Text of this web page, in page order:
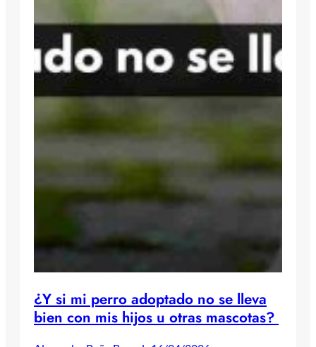
¿Y si mi perro adoptado no se lleva
bien con mis hijos u otras mascotas?